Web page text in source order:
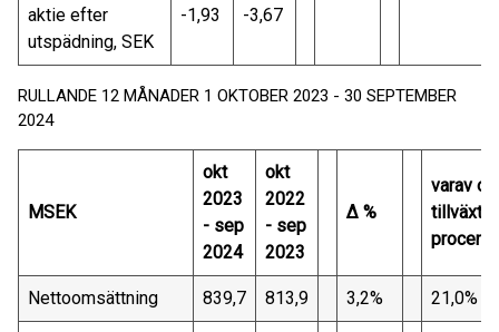
aktie efter
utspädning, SEK
-1,93 -3,67
RULLANDE 12 MÅNADER 1 OKTOBER 2023 - 30 SEPTEMBER
2024
MSEK
okt
2023
- sep
2024
okt
2022
- sep
2023
∆ %
varav
tillväxt i
Nettoomsättning 839,7 813,9 3,2% 21,0%